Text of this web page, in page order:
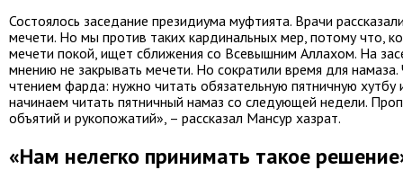
Состоялось заседание президиума муфтията. Врачи
мечети. Но мы против таких кардинальных мер, потому что,
мечети покой, ищет сближения со Всевышним Аллахом. На
мнению не закрывать мечети. Но сократили время для
чтением фарда: нужно читать обязательную пятничную
начинаем читать пятничный намаз со следующей недели.
объятий и рукопожатий», – рассказал Мансур хазрат.
«Нам нелегко принимать такое